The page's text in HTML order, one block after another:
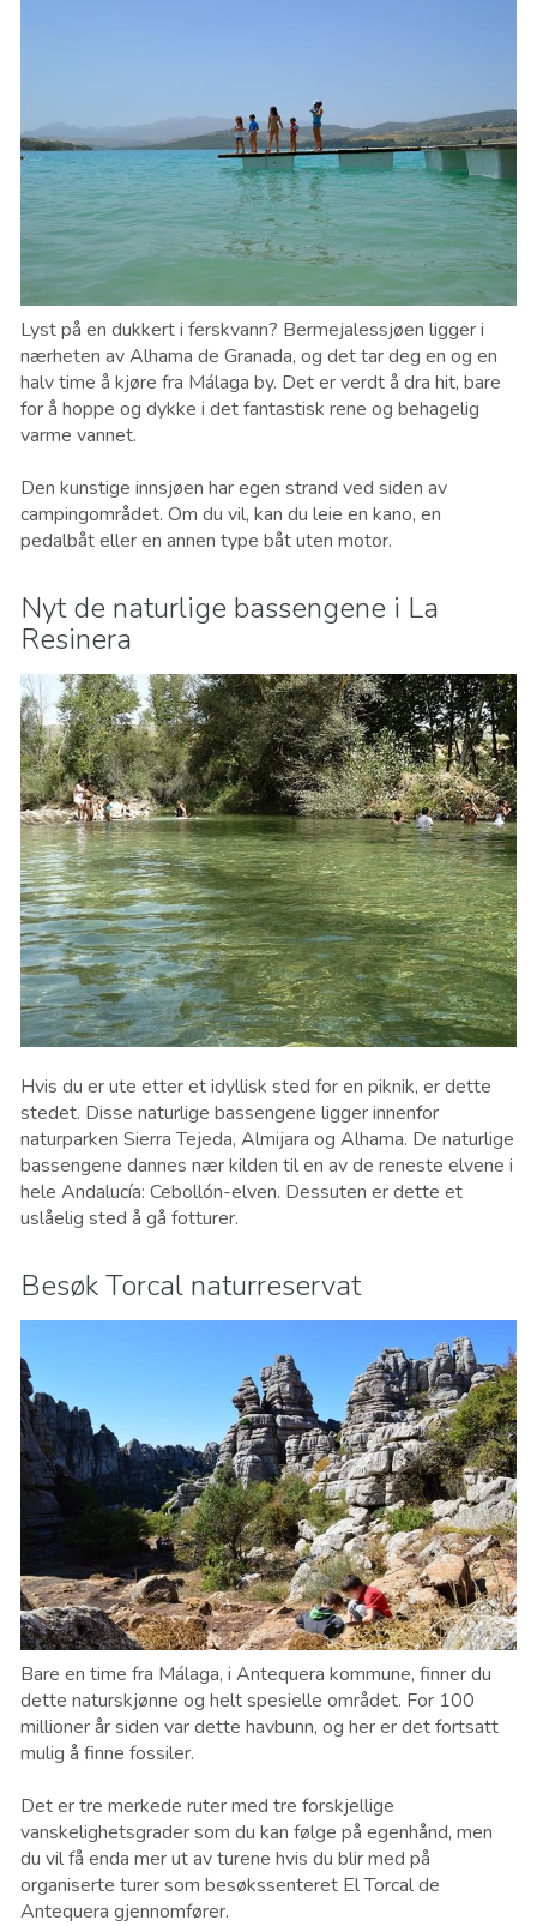
Lyst på en dukkert i ferskvann? Bermejalessjøen ligger i
nærheten av Alhama de Granada, og det tar deg en og en
halv time å kjøre fra Málaga by. Det er verdt å dra hit, bare
for å hoppe og dykke i det fantastisk rene og behagelig
varme vannet.
Den kunstige innsjøen har egen strand ved siden av
campingområdet. Om du vil, kan du leie en kano, en
pedalbåt eller en annen type båt uten motor.
Nyt de naturlige bassengene i La
Resinera
Hvis du er ute etter et idyllisk sted for en piknik, er dette
stedet. Disse naturlige bassengene ligger innenfor
naturparken Sierra Tejeda, Almijara og Alhama. De naturlige
bassengene dannes nær kilden til en av de reneste elvene i
hele Andalucía: Cebollón-elven. Dessuten er dette et
uslåelig sted å gå fotturer.
Besøk Torcal naturreservat
Bare en time fra Málaga, i Antequera kommune, finner du
dette naturskjønne og helt spesielle området. For 100
millioner år siden var dette havbunn, og her er det fortsatt
mulig å finne fossiler.
Det er tre merkede ruter med tre forskjellige
vanskelighetsgrader som du kan følge på egenhånd, men
du vil få enda mer ut av turene hvis du blir med på
organiserte turer som besøkssenteret El Torcal de
Antequera gjennomfører.